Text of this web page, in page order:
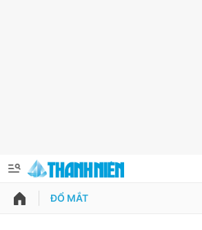
QUẢNG CÁO
ĐỔ MẮT